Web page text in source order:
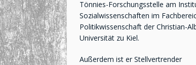
Tönnies-Forschungsstelle am
Sozialwissenschaften im
Politikwissenschaft der Christian-
Universität zu Kiel.
Außerdem ist er Stellvertrender